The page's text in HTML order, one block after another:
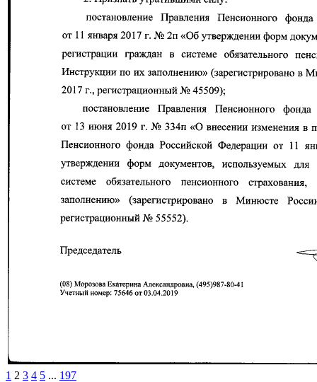
1 2 3 4 5 ... 197